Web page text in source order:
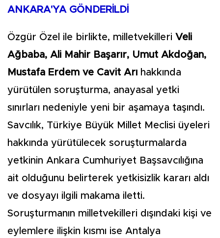
ANKARA'YA GÖNDERİLDİ
Özgür Özel ile birlikte, milletvekilleri Veli
Ağbaba, Ali Mahir Başarır, Umut Akdoğan,
Mustafa Erdem ve Cavit Arı hakkında
yürütülen soruşturma, anayasal yetki
sınırları nedeniyle yeni bir aşamaya taşındı.
Savcılık, Türkiye Büyük Millet Meclisi üyeleri
hakkında yürütülecek soruşturmalarda
yetkinin Ankara Cumhuriyet Başsavcılığına
ait olduğunu belirterek yetkisizlik kararı aldı
ve dosyayı ilgili makama iletti.
Soruşturmanın milletvekilleri dışındaki kişi ve
eylemlere ilişkin kısmı ise Antalya